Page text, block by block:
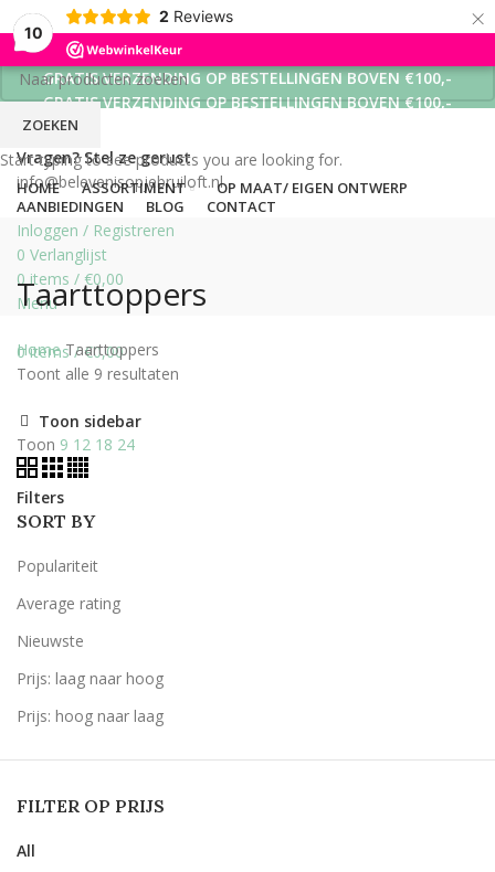
10
2 Reviews ×
GRATIS VERZENDING OP BESTELLINGEN BOVEN €100,-
GRATIS VERZENDING OP BESTELLINGEN BOVEN €100,-
GRATIS VERZENDING OP BESTELLINGEN BOVEN €100,-
Vragen? Stel ze gerust
info@belevenisopjebruiloft.nl
Inloggen / Registreren
0 Verlanglijst
0items / €0,00
Menu
0items / €0,00
HOME ASSORTIMENT
OP MAAT/ EIGEN ONTWERP
AANBIEDINGEN
BLOG CONTACT
Taarttoppers
HomeTaarttoppers
Toont alle 9 resultaten
Toon sidebar
Toon 9 12 18 24
Filters
SORT BY
Populariteit
Average rating
Nieuwste
Prijs: laag naar hoog
Prijs: hoog naar laag
FILTER OP PRIJS
All
ZOEKEN
Start typing to see products you are looking for.